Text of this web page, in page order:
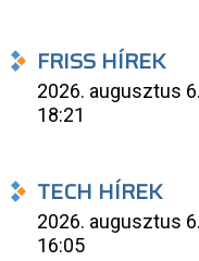
FRISS HÍREK
2026. augusztus 6.
18:21
TECH HÍREK
2026. augusztus 6.
16:05